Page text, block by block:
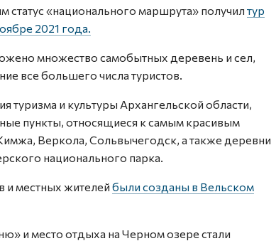
статус «национального маршрута» получил тур
2021 года.
множество самобытных деревень и сел,
все большего числа туристов.
туризма и культуры Архангельской области,
пункты, относящиеся к самым красивым
Веркола, Сольвычегодск, а также деревни
национального парка.
и местных жителей были созданы в Вельском
и место отдыха на Черном озере стали